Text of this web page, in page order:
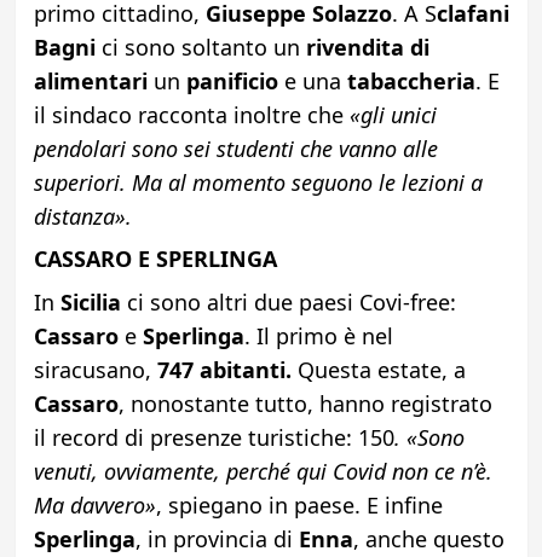
primo cittadino, Giuseppe Solazzo. A Sclafani
Bagni ci sono soltanto un rivendita di
alimentariun panificio e una tabaccheria. E
il sindaco racconta inoltre che «gli unici
pendolari sono sei studenti che vanno alle
superiori. Ma al momento seguono le lezioni a
distanza».
CASSARO E SPERLINGA
In Sicilia ci sono altri due paesi Covi-free:
Cassaro e Sperlinga. Il primo è nel
siracusano, 747 abitanti. Questa estate, a
Cassaro, nonostante tutto, hanno registrato
il record di presenze turistiche: 150. «Sono
venuti, ovviamente, perché qui Covid non ce n’è.
Ma davvero», spiegano in paese. E infine
Sperlinga, in provincia di Enna, anche questo